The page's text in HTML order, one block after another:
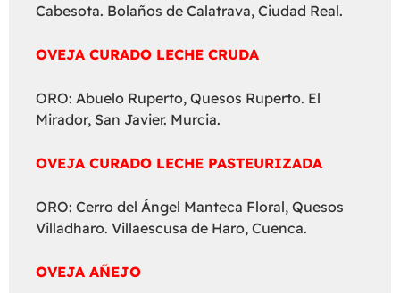
Cabesota. Bolaños de Calatrava, Ciudad Real.
OVEJA CURADO LECHE CRUDA
ORO: Abuelo Ruperto, Quesos Ruperto. El
Mirador, San Javier. Murcia.
OVEJA CURADO LECHE PASTEURIZADA
ORO: Cerro del Ángel Manteca Floral, Quesos
Villadharo. Villaescusa de Haro, Cuenca.
OVEJA AÑEJO